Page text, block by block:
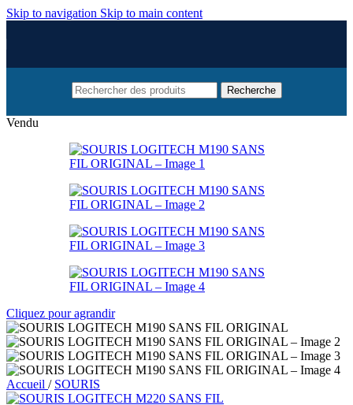
Skip to navigation Skip to main content
Recherche
Vendu
Cliquez pour agrandir
Accueil / SOURIS